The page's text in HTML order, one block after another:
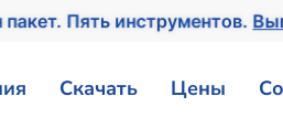
Пять инструментов.
Скачать Цены